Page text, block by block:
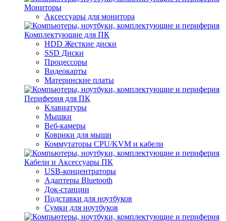
Мониторы
Аксессуары для монитора
Комплектующие для ПК
HDD Жесткие диски
SSD Диски
Процессоры
Видеокарты
Материнские платы
Периферия для ПК
Клавиатуры
Мышки
Веб-камеры
Коврики для мыши
Коммутаторы CPU/KVM и кабели
Кабели и Аксессуары ПК
USB-концентраторы
Адаптеры Bluetooth
Док-станции
Подставки для ноутбуков
Сумки для ноутбуков